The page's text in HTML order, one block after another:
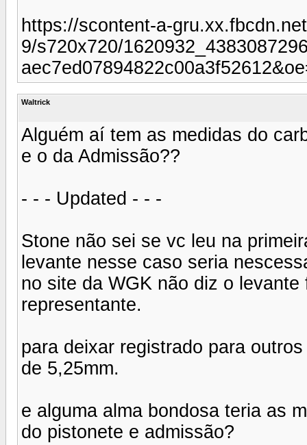
https://scontent-a-
9/s720x720/
Waltrick
Alguém aí tem as medidas do
e o da Admissão??
- - - Updated - - -
Stone não sei se vc leu na
levante nesse caso seria
no site da WGK não diz o
representante.
para deixar registrado para
de 5,25mm.
e alguma alma bondosa teria as
do pistonete e admissão?